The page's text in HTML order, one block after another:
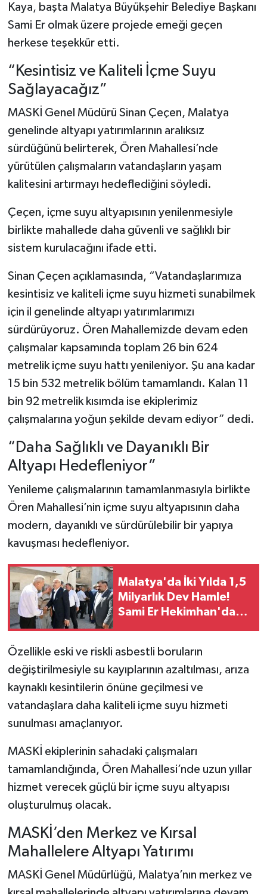
Kaya, başta Malatya Büyükşehir Belediye Başkanı
Sami Er olmak üzere projede emeği geçen
herkese teşekkür etti.
“Kesintisiz ve Kaliteli İçme Suyu
Sağlayacağız”
MASKİ Genel Müdürü Sinan Çeçen, Malatya
genelinde altyapı yatırımlarının aralıksız
sürdüğünü belirterek, Ören Mahallesi’nde
yürütülen çalışmaların vatandaşların yaşam
kalitesini artırmayı hedeflediğini söyledi.
Çeçen, içme suyu altyapısının yenilenmesiyle
birlikte mahallede daha güvenli ve sağlıklı bir
sistem kurulacağını ifade etti.
Sinan Çeçen açıklamasında, “Vatandaşlarımıza
kesintisiz ve kaliteli içme suyu hizmeti sunabilmek
için il genelinde altyapı yatırımlarımızı
sürdürüyoruz. Ören Mahallemizde devam eden
çalışmalar kapsamında toplam 26 bin 624
metrelik içme suyu hattı yenileniyor. Şu ana kadar
15 bin 532 metrelik bölüm tamamlandı. Kalan 11
bin 92 metrelik kısımda ise ekiplerimiz
çalışmalarına yoğun şekilde devam ediyor” dedi.
“Daha Sağlıklı ve Dayanıklı Bir
Altyapı Hedefleniyor”
Yenileme çalışmalarının tamamlanmasıyla birlikte
Ören Mahallesi’nin içme suyu altyapısının daha
modern, dayanıklı ve sürdürülebilir bir yapıya
kavuşması hedefleniyor.
Malatya'da İki Yılda 1,5
Milyarlık Dev Hamle!
Sami Er Hekimhan'da
Özellikle eski ve riskli asbestli boruların
değiştirilmesiyle su kayıplarının azaltılması, arıza
kaynaklı kesintilerin önüne geçilmesi ve
vatandaşlara daha kaliteli içme suyu hizmeti
sunulması amaçlanıyor.
MASKİ ekiplerinin sahadaki çalışmaları
tamamlandığında, Ören Mahallesi’nde uzun yıllar
hizmet verecek güçlü bir içme suyu altyapısı
oluşturulmuş olacak.
MASKİ’den Merkez ve Kırsal
Mahallelere Altyapı Yatırımı
MASKİ Genel Müdürlüğü, Malatya’nın merkez ve